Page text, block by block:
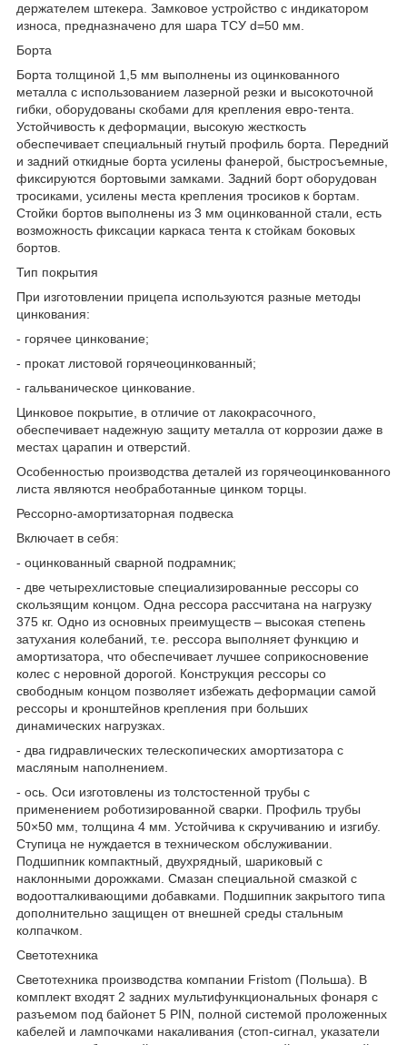
держателем штекера. Замковое устройство с индикатором
износа, предназначено для шара ТСУ d=50 мм.
Борта
Борта толщиной 1,5 мм выполнены из оцинкованного
металла с использованием лазерной резки и высокоточной
гибки, оборудованы скобами для крепления евро-тента.
Устойчивость к деформации, высокую жесткость
обеспечивает специальный гнутый профиль борта. Передний
и задний откидные борта усилены фанерой, быстросъемные,
фиксируются бортовыми замками. Задний борт оборудован
тросиками, усилены места крепления тросиков к бортам.
Стойки бортов выполнены из 3 мм оцинкованной стали, есть
возможность фиксации каркаса тента к стойкам боковых
бортов.
Тип покрытия
При изготовлении прицепа используются разные методы
цинкования:
- горячее цинкование;
- прокат листовой горячеоцинкованный;
- гальваническое цинкование.
Цинковое покрытие, в отличие от лакокрасочного,
обеспечивает надежную защиту металла от коррозии даже в
местах царапин и отверстий.
Особенностью производства деталей из горячеоцинкованного
листа являются необработанные цинком торцы.
Рессорно-амортизаторная подвеска
Включает в себя:
- оцинкованный сварной подрамник;
- две четырехлистовые специализированные рессоры со
скользящим концом. Одна рессора рассчитана на нагрузку
375 кг. Одно из основных преимуществ – высокая степень
затухания колебаний, т.е. рессора выполняет функцию и
амортизатора, что обеспечивает лучшее соприкосновение
колес с неровной дорогой. Конструкция рессоры со
свободным концом позволяет избежать деформации самой
рессоры и кронштейнов крепления при больших
динамических нагрузках.
- два гидравлических телескопических амортизатора с
масляным наполнением.
- ось. Оси изготовлены из толстостенной трубы с
применением роботизированной сварки. Профиль трубы
50×50 мм, толщина 4 мм. Устойчива к скручиванию и изгибу.
Ступица не нуждается в техническом обслуживании.
Подшипник компактный, двухрядный, шариковый с
наклонными дорожками. Смазан специальной смазкой с
водоотталкивающими добавками. Подшипник закрытого типа
дополнительно защищен от внешней среды стальным
колпачком.
Светотехника
Светотехника производства компании Fristom (Польша). В
комплект входят 2 задних мультифункциональных фонаря с
разъемом под байонет 5 PIN, полной cистемой проложенных
кабелей и лампочками накаливания (стоп-сигнал, указатели